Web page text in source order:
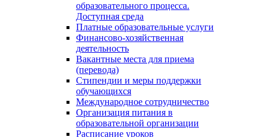
образовательного процесса.
Доступная среда
Платные образовательные услуги
Финансово-хозяйственная
деятельность
Вакантные места для приема
(перевода)
Стипендии и меры поддержки
обучающихся
Международное сотрудничество
Организация питания в
образовательной организации
Расписание уроков